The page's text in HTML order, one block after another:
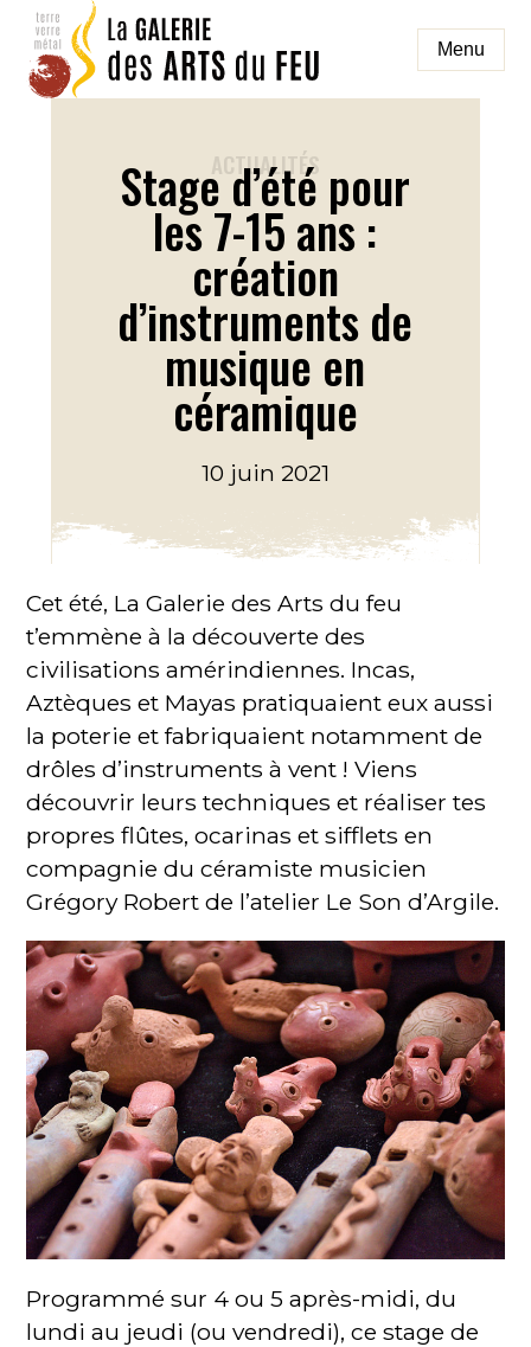
Aller
contenu
Menu
Stage d’été pour
les 7-15 ans :
création
d’instruments de
musique en
céramique
ACTUALITÉS
10 juin 2021
Cet été, La Galerie des Arts du feu
t’emmène à la découverte des
civilisations amérindiennes. Incas,
Aztèques et Mayas pratiquaient eux aussi
la poterie et fabriquaient notamment de
drôles d’instruments à vent ! Viens
découvrir leurs techniques et réaliser tes
propres flûtes, ocarinas et sifflets en
compagnie du céramiste musicien
Grégory Robert de l’atelier Le Son d’Argile.
Programmé sur 4 ou 5 après-midi, du
lundi au jeudi (ou vendredi), ce stage de